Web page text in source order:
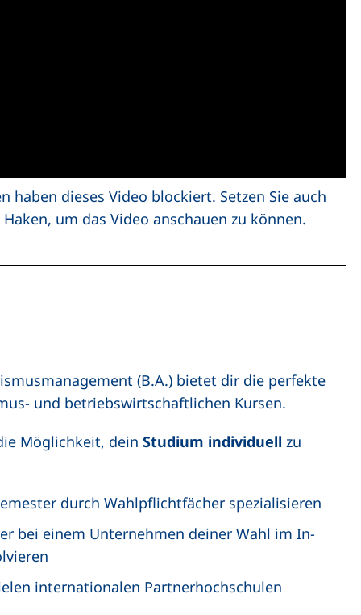
haben dieses Video blockiert. Setzen Sie auch
um das Video anschauen zu können.
(B.A.) bietet dir die perfekte
und betriebswirtschaftlichen Kursen.
Möglichkeit, dein Studium individuell zu
durch Wahlpflichtfächer spezialisieren
bei einem Unternehmen deiner Wahl im In-
internationalen Partnerhochschulen